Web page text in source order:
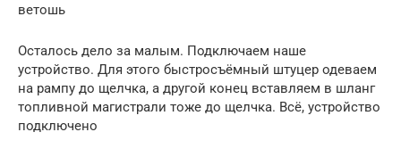
ветошь
Осталось дело за малым. Подключаем наше
устройство. Для этого быстросъёмный штуцер одеваем
на рампу до щелчка, а другой конец вставляем в шланг
топливной магистрали тоже до щелчка. Всё, устройство
подключено